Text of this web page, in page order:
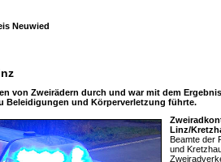
Neuwied
von Zweirädern durch und war mit dem
Beleidigungen und Körperverletzung führte.
Linz/
Beamte der
und